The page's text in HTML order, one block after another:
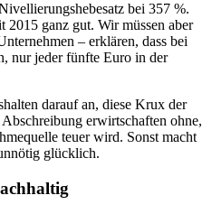
bei 357 %.
ganz gut. Wir müssen aber
– erklären, dass bei
nur jeder fünfte Euro in der
darauf an, diese Krux der
erwirtschaften ohne,
teuer wird. Sonst macht
glücklich.